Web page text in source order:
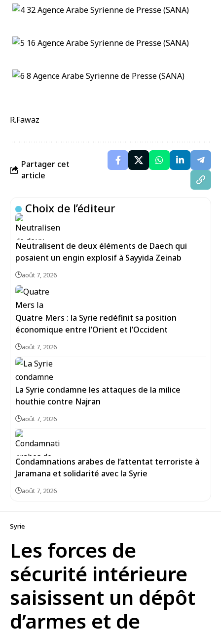
R.Fawaz
Partager cet
article
Choix de l’éditeur
Neutralisent de deux éléments de Daech qui
posaient un engin explosif à Sayyida Zeinab
août 7, 2026
Quatre Mers : la Syrie redéfinit sa position
économique entre l’Orient et l’Occident
août 7, 2026
La Syrie condamne les attaques de la milice
houthie contre Najran
août 7, 2026
Condamnations arabes de l’attentat terroriste à
Jaramana et solidarité avec la Syrie
août 7, 2026
Syrie
Les forces de
sécurité intérieure
saisissent un dépôt
d’armes et de